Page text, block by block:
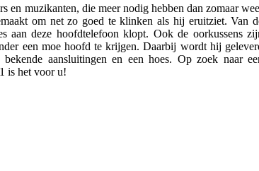
en muzikanten, die meer nodig hebben dan zomaar
om net zo goed te klinken als hij eruitziet. Van
aan deze hoofdtelefoon klopt. Ook de oorkussens
een moe hoofd te krijgen. Daarbij wordt hij
aansluitingen en een hoes. Op zoek naar
is het voor u!